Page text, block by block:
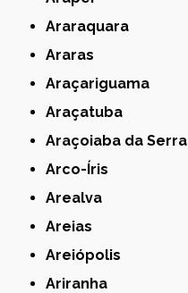
Araraquara
Araras
Araçariguama
Araçatuba
Araçoiaba da Serra
Arco-Íris
Arealva
Areias
Areiópolis
Ariranha